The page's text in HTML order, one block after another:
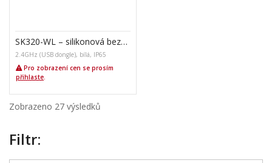
SK320-WL – silikonová bezdrátová klávesnice
2.4GHz (USB dongle), bílá, IP65
Pro zobrazení cen se prosím
přihlaste.
Zobrazeno 27 výsledků
Filtr: